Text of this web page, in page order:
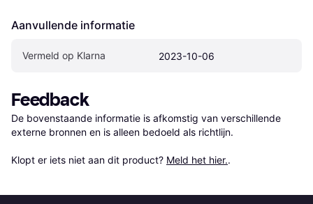
Aanvullende informatie
Vermeld op Klarna 2023-10-06
Feedback
De bovenstaande informatie is afkomstig van verschillende
externe bronnen en is alleen bedoeld als richtlijn.
Klopt er iets niet aan dit product? Meld het hier..